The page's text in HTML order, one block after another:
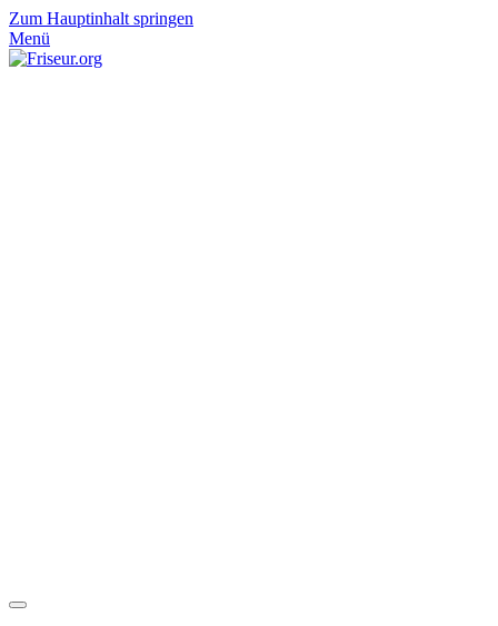
Zum Hauptinhalt springen
Menü